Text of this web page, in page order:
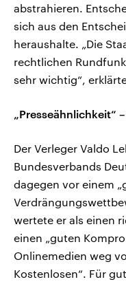
abstrahieren.
sich aus den
heraushalte. „Die
rechtlichen
sehr wichtig“,
„Presseähnlichkeit“
Der Verleger Valdo
Bundesverbands
dagegen vor einem
wertete er als einen
einen „guten
Onlinemedien weg
Kostenlosen“. Für